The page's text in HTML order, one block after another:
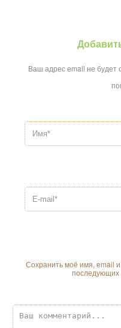
Ваш адрес email не будет
Сохранить моё имя, email
последующих